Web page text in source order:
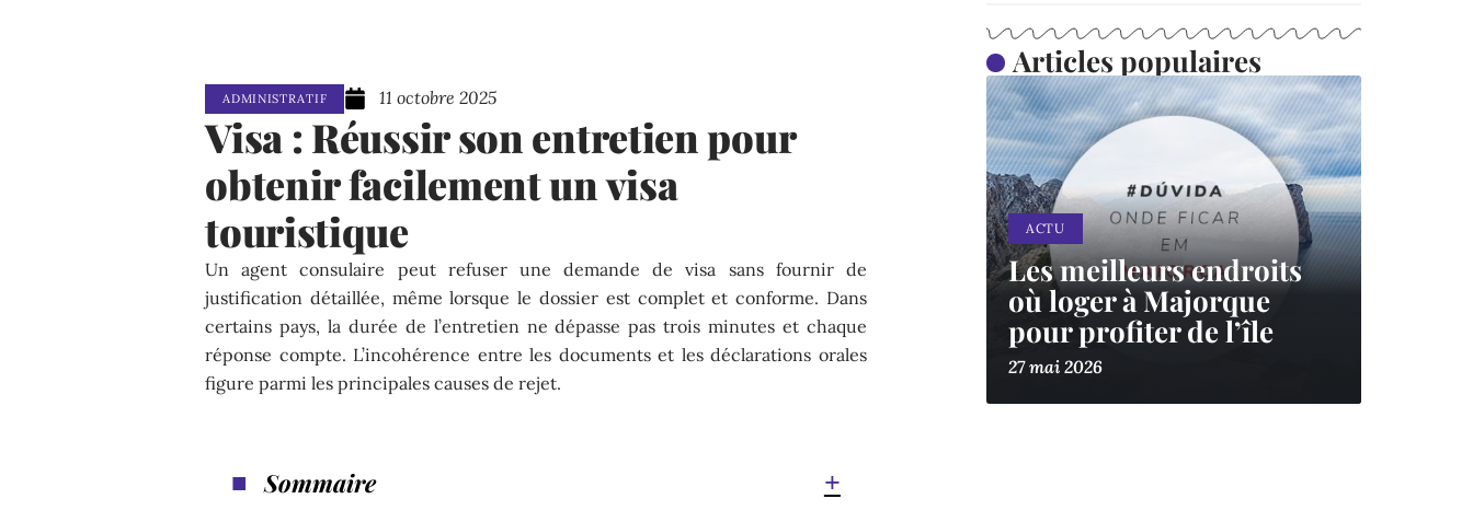
ADMINISTRATIF 11 octobre 2025
Visa : Réussir son entretien pour
obtenir facilement un visa
touristique
Un agent consulaire peut refuser une demande de visa sans fournir de
justification détaillée, même lorsque le dossier est complet et conforme. Dans
certains pays, la durée de l’entretien ne dépasse pas trois minutes et chaque
réponse compte. L’incohérence entre les documents et les déclarations orales
figure parmi les principales causes de rejet.
Sommaire
Articles populaires
ACTU
Les meilleurs endroits
où loger à Majorque
pour profiter de l’île
27 mai 2026